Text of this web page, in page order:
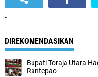
-
DIREKOMENDASIKAN
Bupati Toraja Utara
Rantepao